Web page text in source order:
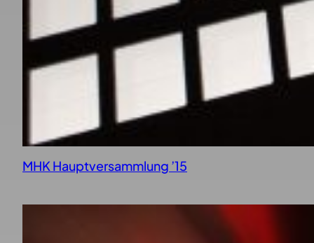
MHK Hauptversammlung ’15